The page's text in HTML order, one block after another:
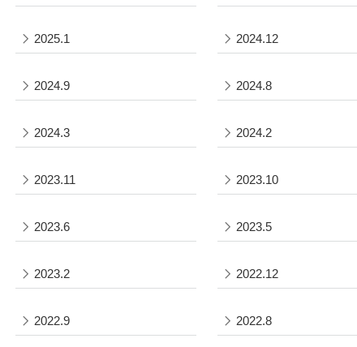
2025.1 2024.12
2024.9 2024.8
2024.3 2024.2
2023.11 2023.10
2023.6 2023.5
2023.2 2022.12
2022.9 2022.8